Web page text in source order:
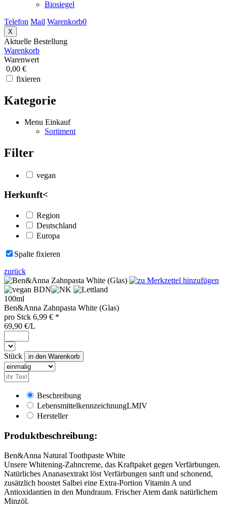
Biosiegel
Telefon Mail Warenkorb0
X
Aktuelle Bestellung
Warenkorb
Warenwert
0,00 €
fixieren
Kategorie
Menu Einkauf
Sortiment
Filter
vegan
Herkunft<
Region
Deutschland
Europa
Spalte fixieren
zurück
BDN
100ml
Ben&Anna Zahnpasta White (Glas)
pro Stck 6,99 € *
69,90 €/L
Stück
Beschreibung
LebensmittelkennzeichnungLMIV
Hersteller
Produktbeschreibung:
Ben&Anna Natural Toothpaste White
Unsere Whitening-Zahncreme, das Kraftpaket gegen Verfärbungen.
Natürliches Ananasextrakt löst Verfärbungen sanft und schonend,
zusätzlich boostet Salbei eine Extra-Portion Vitamin A und
Antioxidantien in den Mundraum. Frischer Atem dank natürlichem
Minzöl.